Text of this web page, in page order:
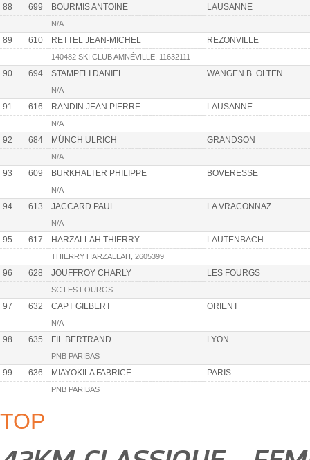
88 699 BOURMIS ANTOINE LAUSANNE
N/A
89 610 RETTEL JEAN-MICHEL REZONVILLE
140482 SKI CLUB AMNÉVILLE, 11632111
90 694 STAMPFLI DANIEL WANGEN B. OLTEN
N/A
91 616 RANDIN JEAN PIERRE LAUSANNE
N/A
92 684 MÜNCH ULRICH GRANDSON
N/A
93 609 BURKHALTER PHILIPPE BOVERESSE
N/A
94 613 JACCARD PAUL LA VRACONNAZ
N/A
95 617 HARZALLAH THIERRY LAUTENBACH
THIERRY HARZALLAH, 2605399
96 628 JOUFFROY CHARLY LES FOURGS
SC LES FOURGS
97 632 CAPT GILBERT ORIENT
N/A
98 635 FIL BERTRAND LYON
PNB PARIBAS
99 636 MIAYOKILA FABRICE PARIS
PNB PARIBAS
TOP